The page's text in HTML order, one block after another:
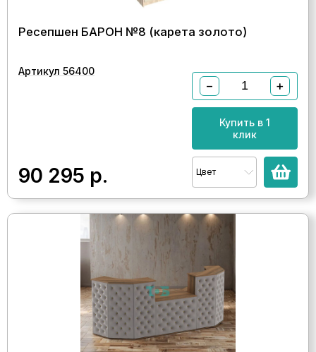
Ресепшен БАРОН №8 (карета золото)
Артикул 56400
90 295 р.
− +
Купить в 1
клик
Цвет